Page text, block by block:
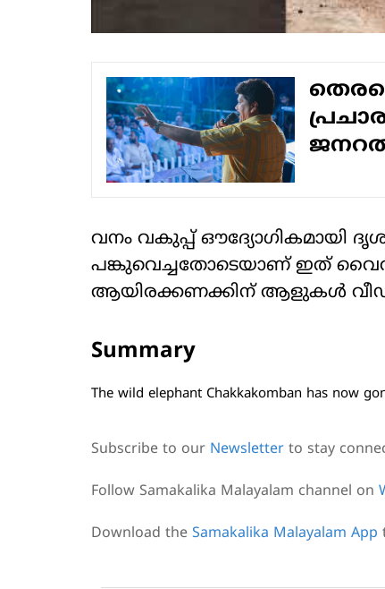
ജനറല്‍
വനം വകുപ്പ് ഔദ്യോഗികമായി
പങ്കുവെച്ചതോടെയാണ് ഇത്
ആയിരക്കണക്കിന് ആളുകൾ
Summary
The wild elephant Chakkakomban has now
Subscribe to our Newsletter to stay
Follow Samakalika Malayalam channel on
Download the Samakalika Malayalam App